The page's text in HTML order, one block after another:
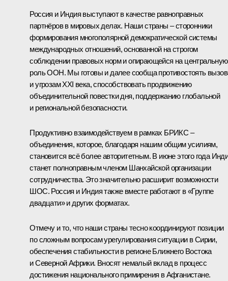
Россия и Индия выступают в качестве равноправных
партнёров в мировых делах. Наши страны – сторонники
формирования многополярной демократической системы
международных отношений, основанной на строгом
соблюдении правовых норм и опирающейся на центральную
роль ООН. Мы готовы и далее сообща противостоять
и угрозам XXI века, способствовать продвижению
объединительной повестки дня, поддержанию глобальной
и региональной безопасности.
Продуктивно взаимодействуем в рамках БРИКС –
объединения, которое, благодаря нашим общим усилиям,
становится всё более авторитетным. В июне этого года
станет полноправным членом Шанхайской организации
сотрудничества. Это значительно расширит возможности
ШОС. Россия и Индия также вместе работают в «Группе
двадцати» и других форматах.
Отмечу и то, что наши страны тесно координируют позиции
по сложным вопросам урегулирования ситуации в Сирии,
обеспечения стабильности в регионе Ближнего Востока
и Северной Африки. Вносят немалый вклад в процесс
достижения национального примирения в Афганистане.